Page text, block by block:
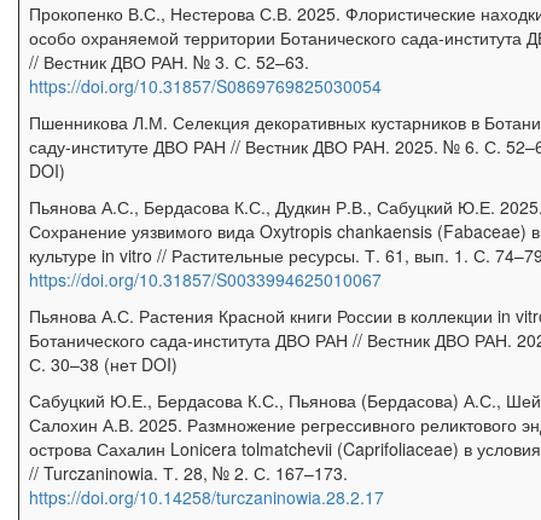
Прокопенко В.С., Нестерова С.В. 2025. Флористические
особо охраняемой территории Ботанического сада-института
// Вестник ДВО РАН. № 3. С. 52–63.
https://doi.org/10.31857/S0869769825030054
Пшенникова Л.М. Селекция декоративных кустарников в
саду-институте ДВО РАН // Вестник ДВО РАН. 2025. № 6. С.
DOI)
Пьянова А.С., Бердасова К.С., Дудкин Р.В., Сабуцкий Ю.Е.
Сохранение уязвимого вида Oxytropis chankaensis (Fabaceae) в
культуре in vitro // Растительные ресурсы. Т. 61, вып. 1. С.
https://doi.org/10.31857/S0033994625010067
Пьянова А.С. Растения Красной книги России в коллекции in
Ботанического сада-института ДВО РАН // Вестник ДВО РАН.
С. 30–38 (нет DOI)
Сабуцкий Ю.Е., Бердасова К.С., Пьянова (Бердасова) А.С.,
Салохин А.В. 2025. Размножение регрессивного реликтового
острова Сахалин Lonicera tolmatchevii (Caprifoliaceae) в
// Turczaninowia. Т. 28, № 2. С. 167–173.
https://doi.org/10.14258/turczaninowia.28.2.17